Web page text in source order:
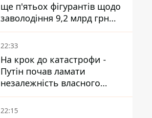
ще п'ятьох фігурантів щодо
заволодіння 9,2 млрд грн
ПриватБанку скерували до
суду
22:33
На крок до катастрофи -
Путін почав ламати
незалежність власного
Центробанку, змусивши
знизити базову ставку
22:15